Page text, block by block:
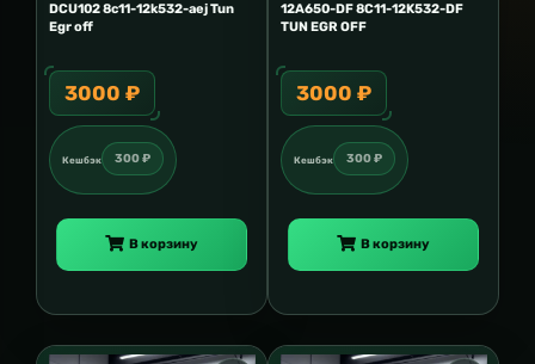
DCU102 8c11-12k532-aej Tun
Egr off
3000 ₽
Кешбэк 300 ₽
В корзину
12A650-DF 8C11-12K532-DF
TUN EGR OFF
3000 ₽
Кешбэк 300 ₽
В корзину